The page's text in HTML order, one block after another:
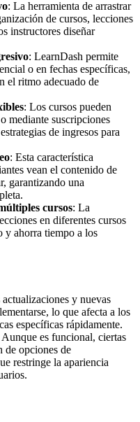
: La herramienta de arrastrar
de cursos, lecciones
instructores diseñar
: LearnDash permite
o en fechas específicas,
el ritmo adecuado de
: Los cursos pueden
mediante suscripciones
de ingresos para
: Esta característica
vean el contenido de
garantizando una
cursos: La
en diferentes cursos
y ahorra tiempo a los
y nuevas
lo que afecta a los
específicas rápidamente.
Aunque es funcional, ciertas
de opciones de
restringe la apariencia